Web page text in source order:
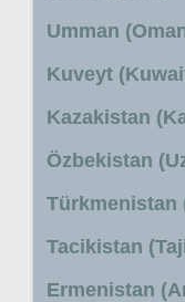
Umman
Kuveyt
Kazakistan
Özbekistan
Türkmenistan
Tacikistan
Ermenistan